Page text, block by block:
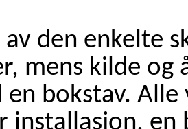
av den enkelte
mens kilde og
bokstav. Alle
installasjon, en